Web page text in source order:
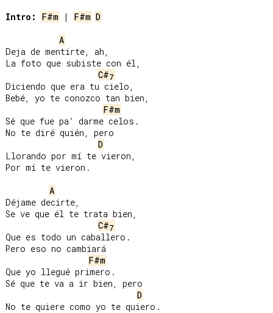
Intro: F#m | F#m D
A
Deja de mentirte, ah,
La foto que subiste con él,
C#7
Diciendo que era tu cielo,
Bebé, yo te conozco tan bien,
F#m
Sé que fue pa’ darme celos.
No te diré quién, pero
D
Llorando por mí te vieron,
Por mí te vieron.
A
Déjame decirte,
Se ve que él te trata bien,
C#7
Que es todo un caballero.
Pero eso no cambiará
F#m
Que yo llegué primero.
Sé que te va a ir bien, pero
D
No te quiere como yo te quiero.